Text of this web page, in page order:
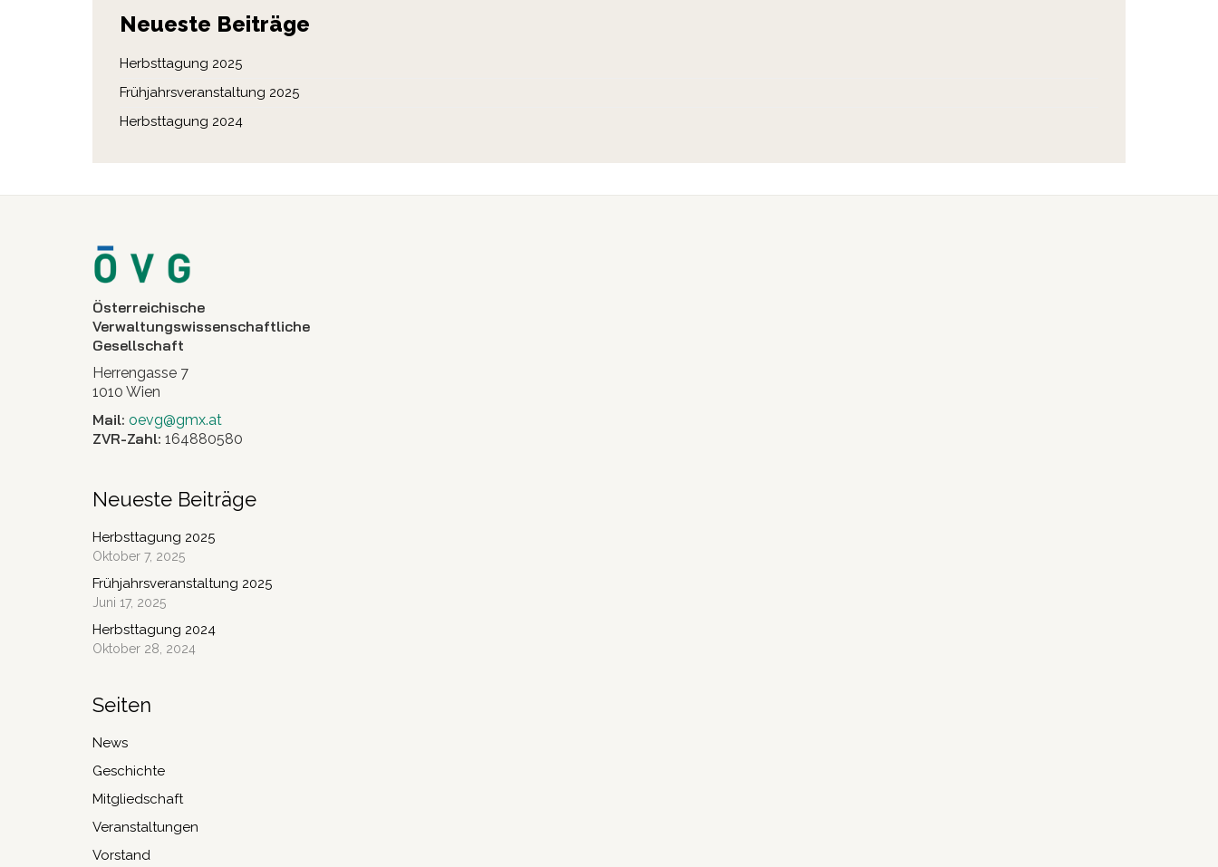
Neueste Beiträge
Herbsttagung 2025
Frühjahrsveranstaltung 2025
Herbsttagung 2024
Österreichische
Verwaltungswissenschaftliche
Gesellschaft
Herrengasse 7
1010 Wien
Mail: oevg@gmx.at
ZVR-Zahl: 164880580
Neueste Beiträge
Herbsttagung 2025
Oktober 7, 2025
Frühjahrsveranstaltung 2025
Juni 17, 2025
Herbsttagung 2024
Oktober 28, 2024
Seiten
News
Geschichte
Mitgliedschaft
Veranstaltungen
Vorstand